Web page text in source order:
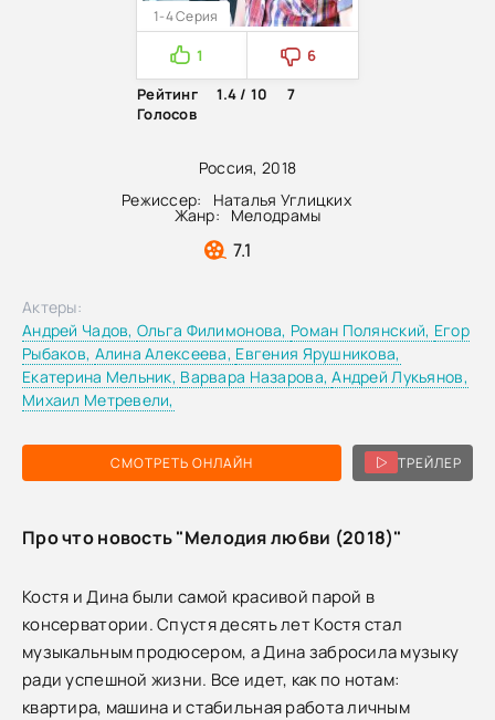
Россия, 2018
Режиссер:
Наталья Углицких
Жанр: Мелодрамы
7.1
1-4 Серия
1
6
Рейтинг
1.4 / 10
7
Голосов
СМОТРЕТЬ ОНЛАЙН ТРЕЙЛЕР
Актеры:
Андрей Чадов, Ольга Филимонова, Роман Полянский, Егор
Рыбаков, Алина Алексеева, Евгения Ярушникова,
Екатерина Мельник, Варвара Назарова,Андрей Лукьянов,
Михаил Метревели,
Про что новость "Мелодия любви (2018)"
Костя и Дина были самой красивой парой в
консерватории. Спустя десять лет Костя стал
музыкальным продюсером, а Дина забросила музыку
ради успешной жизни. Все идет, как по нотам:
квартира, машина и стабильная работа личным